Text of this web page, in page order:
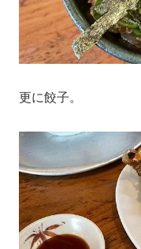
更に餃子。